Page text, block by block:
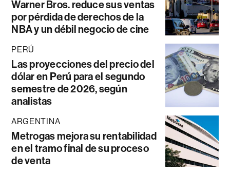
Warner Bros. reduce sus ventas
por pérdida de derechos de la
NBA y un débil negocio de cine
PERÚ
Las proyecciones del precio del
dólar en Perú para el segundo
semestre de 2026, según
analistas
ARGENTINA
Metrogas mejora su rentabilidad
en el tramo final de su proceso
de venta